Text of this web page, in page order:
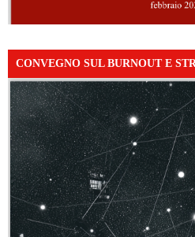
CONVEGNO SUL BURNOUT E